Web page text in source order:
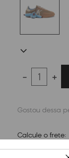
＋
－
Calcule o frete: